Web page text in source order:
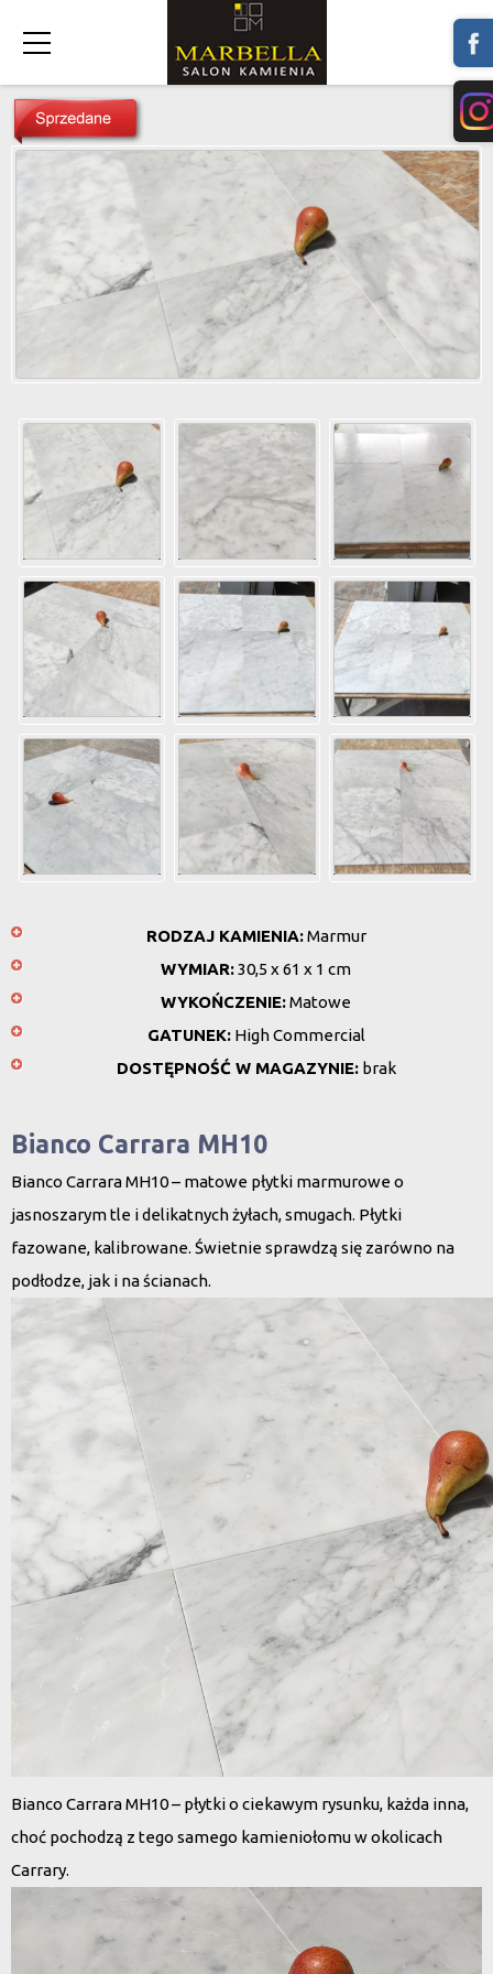
RODZAJ KAMIENIA:Marmur
WYMIAR:30,5 x 61 x 1 cm
WYKOŃCZENIE:Matowe
GATUNEK:High Commercial
DOSTĘPNOŚĆ W MAGAZYNIE:brak
Bianco Carrara MH10
Bianco Carrara MH10 – matowe płytki marmurowe o
jasnoszarym tle i delikatnych żyłach, smugach. Płytki
fazowane, kalibrowane. Świetnie sprawdzą się zarówno na
podłodze, jak i na ścianach.
Bianco Carrara MH10 – płytki o ciekawym rysunku, każda inna,
choć pochodzą z tego samego kamieniołomu w okolicach
Carrary.
Odtwarzacz